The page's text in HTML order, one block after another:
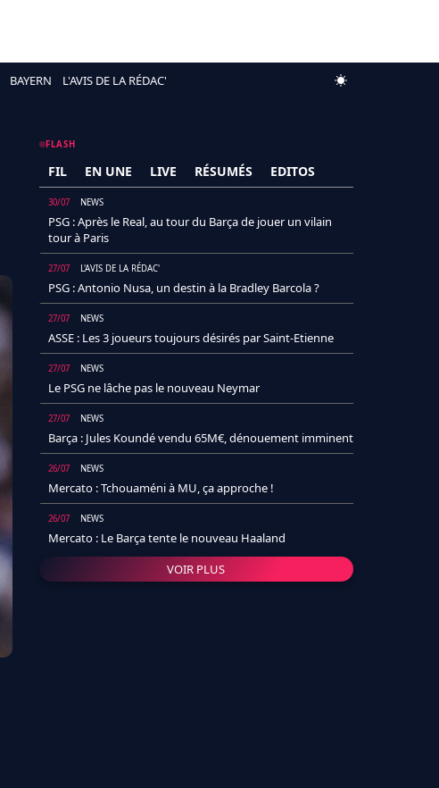
BAYERN L'AVIS DE LA RÉDAC'
FLASH
FIL EN UNE LIVE RÉSUMÉS EDITOS
30/07 NEWS
PSG : Après le Real, au tour du Barça de jouer un vilain
tour à Paris
27/07 L'AVIS DE LA RÉDAC'
PSG : Antonio Nusa, un destin à la Bradley Barcola ?
27/07 NEWS
ASSE : Les 3 joueurs toujours désirés par Saint-Etienne
27/07 NEWS
Le PSG ne lâche pas le nouveau Neymar
27/07 NEWS
Barça : Jules Koundé vendu 65M€, dénouement imminent
26/07 NEWS
Mercato : Tchouaméni à MU, ça approche !
26/07 NEWS
Mercato : Le Barça tente le nouveau Haaland
VOIR PLUS